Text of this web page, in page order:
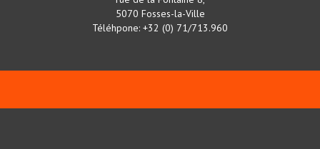
5070 Fosses-la-Ville
Téléhpone: +32 (0) 71/713.960